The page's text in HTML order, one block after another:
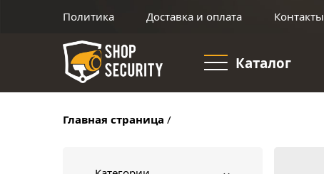
Политика Доставка и оплата Контакты
Каталог
Главная страница /